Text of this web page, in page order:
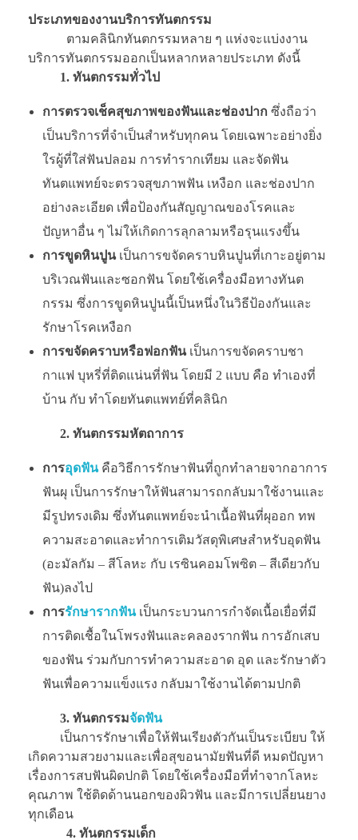
ประเภทของงานบริการทันตกรรม
ตามคลินิกทันตกรรมหลาย ๆ แห่งจะแบ่งงาน
บริการทันตกรรมออกเป็นหลากหลายประเภท ดังนี้
1. ทันตกรรมทั่วไป
การตรวจเช็คสุขภาพของฟันและช่องปาก ซึ่งถือว่า
เป็นบริการที่จำเป็นสำหรับทุกคน โดยเฉพาะอย่างยิ่ง
ใรผู้ที่ใส่ฟันปลอม การทำรากเทียม และจัดฟัน
ทันตแพทย์จะตรวจสุขภาพฟัน เหงือก และช่องปาก
อย่างละเอียด เพื่อป้องกันสัญญาณของโรคและ
ปัญหาอื่น ๆ ไม่ให้เกิดการลุกลามหรือรุนแรงขึ้น
การขูดหินปูนเป็นการขจัดคราบหินปูนที่เกาะอยู่ตาม
บริเวณฟันและซอกฟัน โดยใช้เครื่องมือทางทันต
กรรม ซึ่งการขูดหินปูนนี้เป็นหนึ่งในวิธีป้องกันและ
รักษาโรคเหงือก
การขจัดคราบหรือฟอกฟันเป็นการขจัดคราบชา
กาแฟ บุหรี่ที่ติดแน่นที่ฟัน โดยมี 2 แบบ คือ ทำเองที่
บ้าน กับ ทำโดยทันตแพทย์ที่คลินิก
2. ทันตกรรมหัตถาการ
การอุดฟัน คือวิธีการรักษาฟันที่ถูกทำลายจากอาการ
ฟันผุ เป็นการรักษาให้ฟันสามารถกลับมาใช้งานและ
มีรูปทรงเดิม ซึ่งทันตแพทย์จะนำเนื้อฟันที่ผุออก ทพ
ความสะอาดและทำการเติมวัสดุพิเศษสำหรับอุดฟัน
(อะมัลกัม – สีโลหะ กับ เรซินคอมโพซิต – สีเดียวกับ
ฟัน)ลงไป
การรักษารากฟัน เป็นกระบวนการกำจัดเนื้อเยื่อที่มี
การติดเชื้อในโพรงฟันและคลองรากฟัน การอักเสบ
ของฟัน ร่วมกับการทำความสะอาด อุด และรักษาตัว
ฟันเพื่อความแข็งแรง กลับมาใช้งานได้ตามปกติ
3. ทันตกรรมจัดฟัน
เป็นการรักษาเพื่อให้ฟันเรียงตัวกันเป็นระเบียบ ให้
เกิดความสวยงามและเพื่อสุขอนามัยฟันที่ดี หมดปัญหา
เรื่องการสบฟันผิดปกติ โดยใช้เครื่องมือที่ทำจากโลหะ
คุณภาพ ใช้ติดด้านนอกของผิวฟัน และมีการเปลี่ยนยาง
ทุกเดือน
4. ทันตกรรมเด็ก